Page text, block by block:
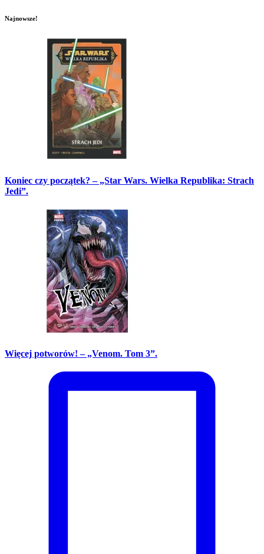
Najnowsze!
Koniec czy początek? – „Star Wars. Wielka Republika: Strach
Jedi”.
Więcej potworów! – „Venom. Tom 3”.